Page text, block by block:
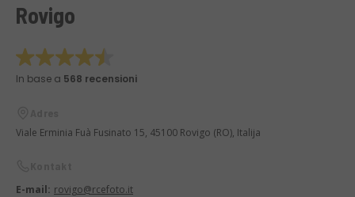
Rovigo
In base a 568 recensioni
Viale Erminia Fuà Fusinato 15, 45100 Rovigo (RO), Italija
E-mail: rovigo@rcefoto.it